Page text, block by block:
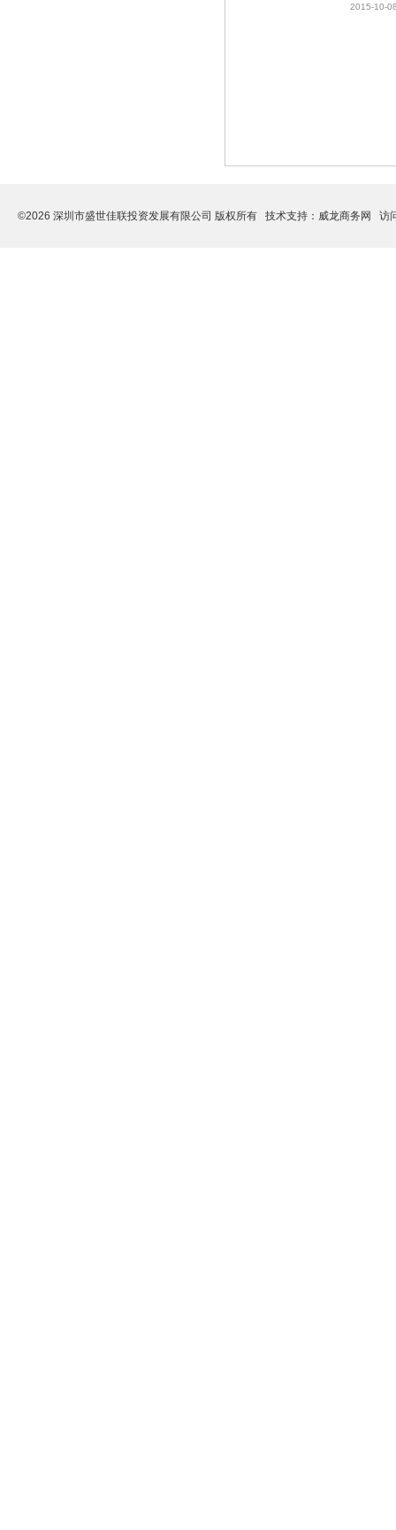
进口调理酵素贴
2015-10-
©2026 深圳市盛世佳联投资发展有限公司 版权所有 技术支持： 威龙商务网 访